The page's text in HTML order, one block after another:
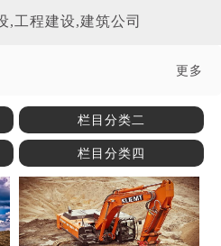
,工程建设,建筑公司
更多
栏目分类二
栏目分类四